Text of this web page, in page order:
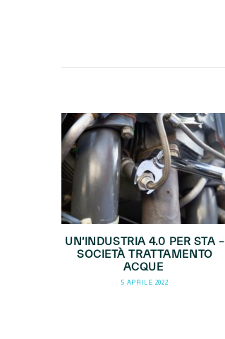
UN’INDUSTRIA 4.0 PER STA –
SOCIETÀ TRATTAMENTO
ACQUE
5 APRILE 2022